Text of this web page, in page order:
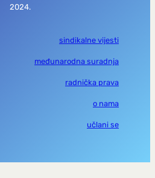
2024.
sindikalne vijesti
međunarodna suradnja
radnička prava
o nama
učlani se